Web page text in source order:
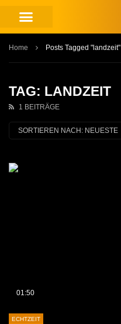
Home Posts Tagged "landzeit"
TAG: LANDZEIT
1 BEITRÄGE
SORTIEREN NACH: NEUESTE
01:50
ECHTZEIT